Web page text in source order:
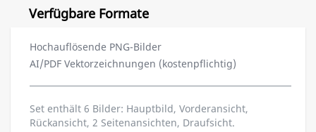
Verfügbare Formate
Hochauflösende PNG-Bilder
AI/PDF Vektorzeichnungen (kostenpflichtig)
Set enthält 6 Bilder: Hauptbild, Vorderansicht,
Rückansicht, 2 Seitenansichten, Draufsicht.